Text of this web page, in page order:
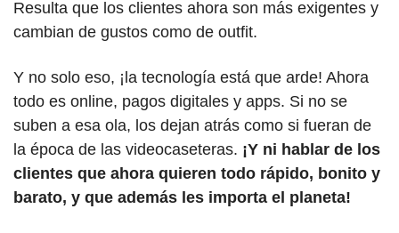
Resulta que los clientes ahora son más exigentes y
cambian de gustos como de outfit.
Y no solo eso, ¡la tecnología está que arde! Ahora
todo es online, pagos digitales y apps. Si no se
suben a esa ola, los dejan atrás como si fueran de
la época de las videocaseteras. ¡Y ni hablar de los
clientes que ahora quieren todo rápido, bonito y
barato, y que además les importa el planeta!